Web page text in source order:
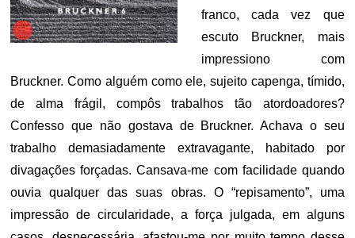
franco, cada vez que
escuto Bruckner, mais
impressiono com
Bruckner. Como alguém como ele, sujeito capenga, tímido,
de alma frágil, compôs trabalhos tão atordoadores?
Confesso que não gostava de Bruckner. Achava o seu
trabalho demasiadamente extravagante, habitado por
divagações forçadas. Cansava-me com facilidade quando
ouvia qualquer das suas obras. O “repisamento”, uma
impressão de circularidade, a força julgada, em alguns